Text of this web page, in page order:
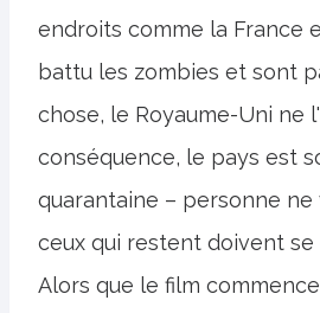
endroits comme la France
battu les zombies et sont
chose, le Royaume-Uni ne
conséquence, le pays est
quarantaine – personne ne
ceux qui restent doivent se
Alors que le film